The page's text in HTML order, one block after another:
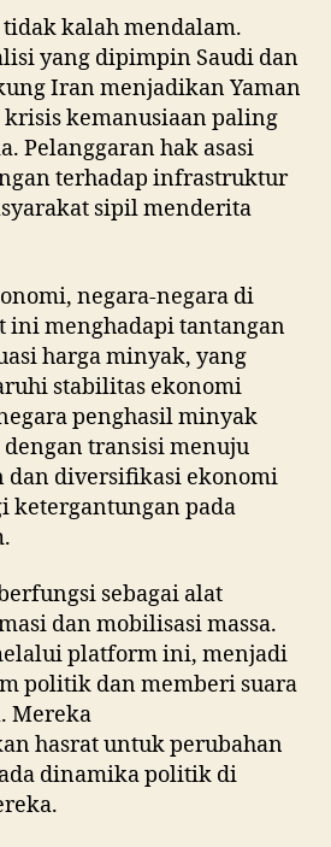
kalah mendalam.
yang dipimpin Saudi dan
Iran menjadikan Yaman
krisis kemanusiaan paling
Pelanggaran hak asasi
terhadap infrastruktur
sipil menderita
negara-negara di
ini menghadapi tantangan
harga minyak, yang
stabilitas ekonomi
penghasil minyak
transisi menuju
dan diversifikasi ekonomi
ketergantungan pada
sebagai alat
dan mobilisasi massa.
platform ini, menjadi
politik dan memberi suara
Mereka
hasrat untuk perubahan
dinamika politik di